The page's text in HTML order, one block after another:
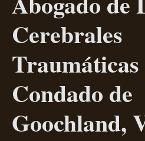
Cerebrales
Traumáticas
Condado de
Goochland,